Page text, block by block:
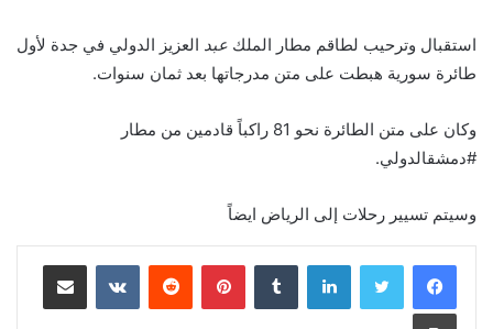
استقبال وترحيب لطاقم مطار الملك عبد العزيز الدولي في جدة لأول
طائرة سورية هبطت على متن مدرجاتها بعد ثمان سنوات.
وكان على متن الطائرة نحو 81 راكباً قادمين من مطار
#دمشقالدولي.
وسيتم تسيير رحلات إلى الرياض ايضاً
لينكدإن بينتيريست مشاركة عبر البريد
طباعة